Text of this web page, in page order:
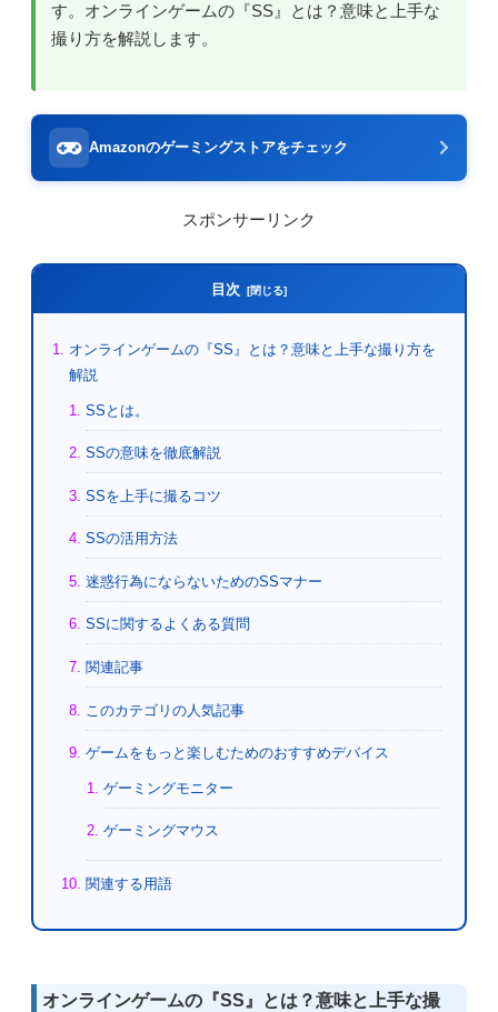
す。オンラインゲームの『SS』とは？意味と上手な
撮り方を解説します。
Amazonのゲーミングストアをチェック
スポンサーリンク
目次
オンラインゲームの『SS』とは？意味と上手な撮り方を
解説
SSとは。
SSの意味を徹底解説
SSを上手に撮るコツ
SSの活用方法
迷惑行為にならないためのSSマナー
SSに関するよくある質問
関連記事
このカテゴリの人気記事
ゲームをもっと楽しむためのおすすめデバイス
ゲーミングモニター
ゲーミングマウス
関連する用語
オンラインゲームの『SS』とは？意味と上手な撮